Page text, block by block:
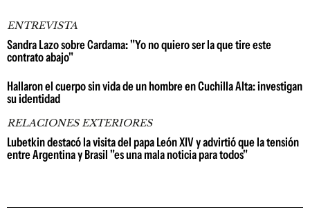
ENTREVISTA
Sandra Lazo sobre Cardama: "Yo no quiero ser la que tire este
contrato abajo"
Hallaron el cuerpo sin vida de un hombre en Cuchilla Alta: investigan
su identidad
RELACIONES EXTERIORES
Lubetkin destacó la visita del papa León XIV y advirtió que la tensión
entre Argentina y Brasil "es una mala noticia para todos"